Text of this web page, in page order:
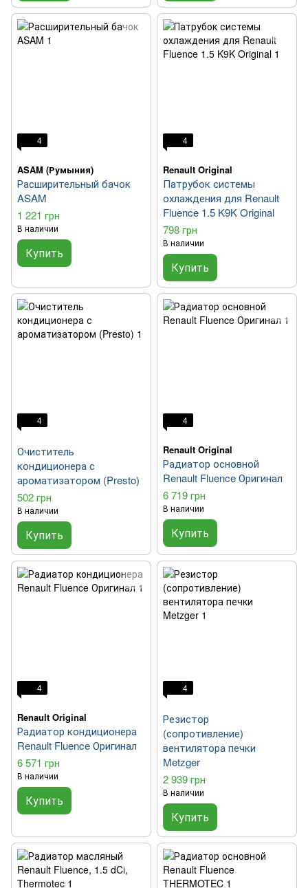
4
ASAM (Румыния)
Расширительный бачок
ASAM
1 221 грн
В наличии
Купить
4
Renault Original
Патрубок системы
охлаждения для Renault
Fluence 1.5 K9K Original
798 грн
В наличии
Купить
4
Очиститель
кондиционера с
ароматизатором (Presto)
502 грн
В наличии
Купить
4
Renault Original
Радиатор основной
Renault Fluence Оригинал
6 719 грн
В наличии
Купить
4
Renault Original
Радиатор кондиционера
Renault Fluence Оригинал
6 571 грн
В наличии
Купить
4
Резистор
(сопротивление)
вентилятора печки
Metzger
2 939 грн
В наличии
Купить